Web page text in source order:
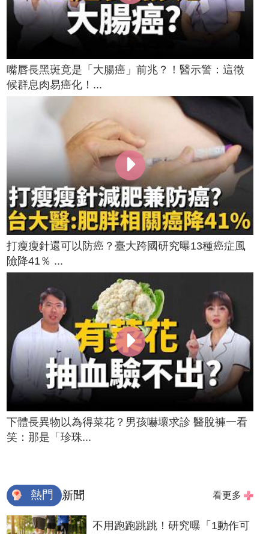
嘴唇長黑斑竟是「大腸癌」前兆？！醫示警：這徵
候群息肉易癌化！...
打瘦瘦針還可以防癌？臺大跨國研究曝13種癌症風
險降41％ ...
下體長異物以為得菜花？男孩嚇壞求診 醫脫褲一看
笑：那是「珍珠...
熱門 新聞 看更多
不用跑跑跳跳！研究曝「1動作可